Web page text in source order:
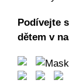
Podívejte
dětem v